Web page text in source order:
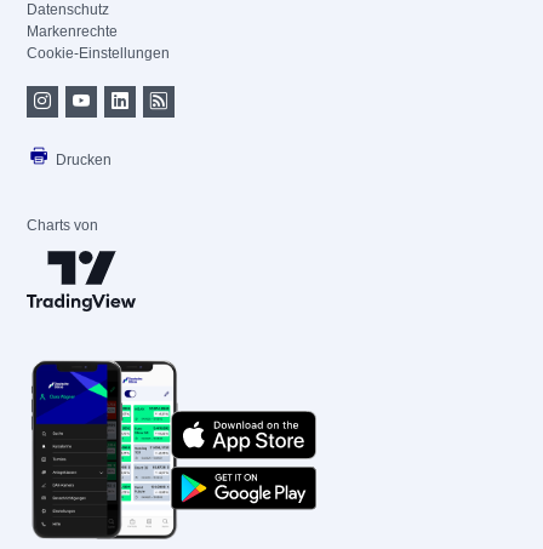
Datenschutz
Markenrechte
Cookie-Einstellungen
Drucken
Charts von